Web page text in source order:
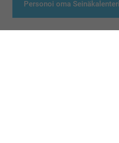
Personoi oma
Switzerland - Suomi - Sverige -
Other Countries